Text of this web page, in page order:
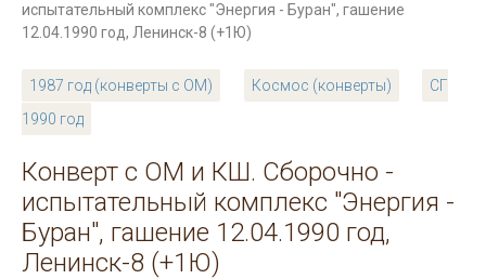
испытательный комплекс "Энергия - Буран", гашение
12.04.1990 год, Ленинск-8 (+1Ю)
1987 год (конверты с ОМ) Космос (конверты)
СГ
1990 год
Конверт с ОМ и КШ. Сборочно -
испытательный комплекс "Энергия -
Буран", гашение 12.04.1990 год,
Ленинск-8 (+1Ю)